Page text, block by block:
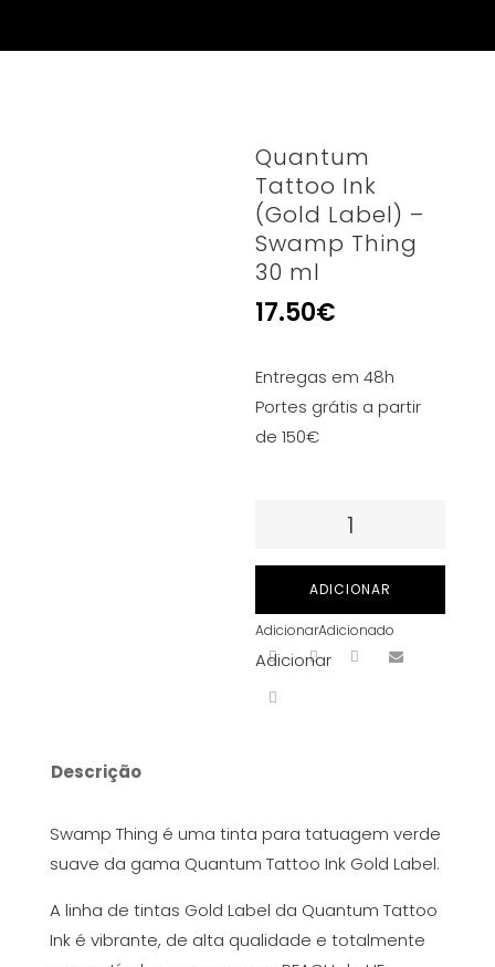
Quantum
Tattoo Ink
(Gold Label) –
Swamp Thing
30 ml
17.50€
Entregas em 48h
Portes grátis a partir
de 150€
Quantidade
Ink
(Gold
Label)
ml
ADICIONAR
AdicionarAdicionado
Adicionar
Descrição
Swamp Thing é uma tinta para tatuagem verde
suave da gama Quantum Tattoo Ink Gold Label.
A linha de tintas Gold Label da Quantum Tattoo
Ink é vibrante, de alta qualidade e totalmente